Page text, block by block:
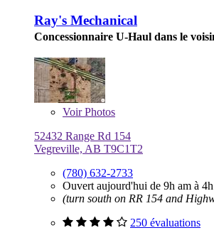
Ray's Mechanical
Concessionnaire U-Haul dans le
VoirPhotos
52432 Range Rd 154
Vegreville, AB T9C1T2
(780) 632-2733
Ouvert aujourd'hui de 9h am à
(turn south on RR 154 and
250 évaluations